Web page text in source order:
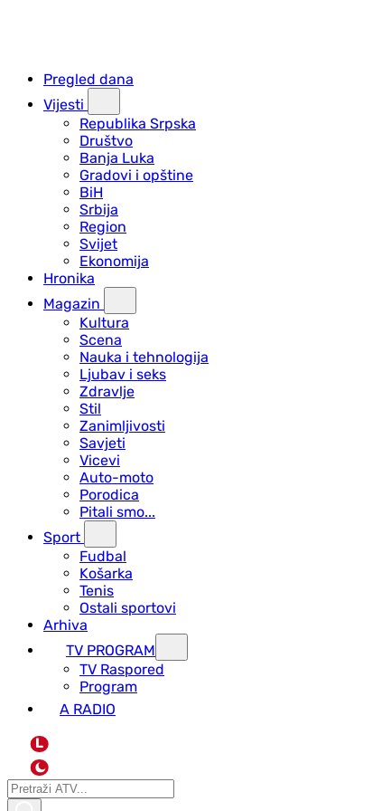
Pregled dana
Vijesti
Republika Srpska
Društvo
Banja Luka
Gradovi i opštine
BiH
Srbija
Region
Svijet
Ekonomija
Hronika
Magazin
Kultura
Scena
Nauka i tehnologija
Ljubav i seks
Zdravlje
Stil
Zanimljivosti
Savjeti
Vicevi
Auto-moto
Porodica
Pitali smo...
Sport
Fudbal
Košarka
Tenis
Ostali sportovi
Arhiva
TV PROGRAM
ТV Raspored
Program
A RADIO
L